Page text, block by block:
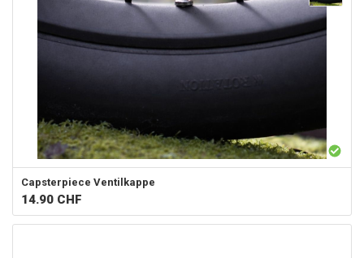
Capsterpiece Ventilkappe
14.90 CHF